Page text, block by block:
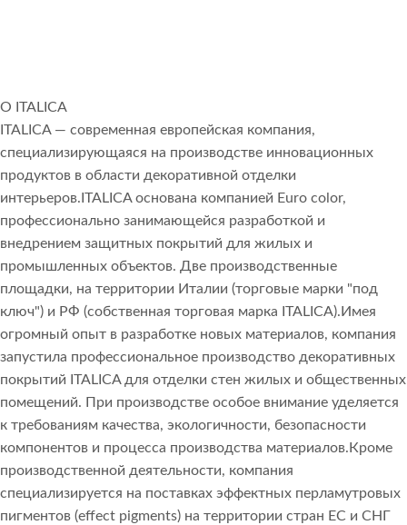
О ITALICA
ITALICA — современная европейская компания,
специализирующаяся на производстве инновационных
продуктов в области декоративной отделки
интерьеров.ITALICA основана компанией Euro color,
профессионально занимающейся разработкой и
внедрением защитных покрытий для жилых и
промышленных объектов. Две производственные
площадки, на территории Италии (торговые марки "под
ключ") и РФ (собственная торговая марка ITALICA).Имея
огромный опыт в разработке новых материалов, компания
запустила профессиональное производство декоративных
покрытий ITALICA для отделки стен жилых и общественных
помещений. При производстве особое внимание уделяется
к требованиям качества, экологичности, безопасности
компонентов и процесса производства материалов.Кроме
производственной деятельности, компания
специализируется на поставках эффектных перламутровых
пигментов (effect pigments) на территории стран ЕС и СНГ